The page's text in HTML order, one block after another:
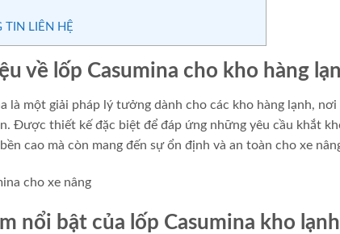
TIN LIÊN HỆ
về lốp Casumina cho kho hàng
là một giải pháp lý tưởng dành cho các kho hàng lạnh,
Được thiết kế đặc biệt để đáp ứng những yêu cầu khắt
cao mà còn mang đến sự ổn định và an toàn cho xe
nổi bật của lốp Casumina kho lạnh